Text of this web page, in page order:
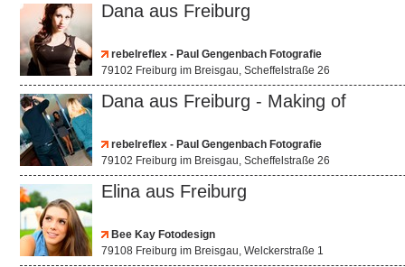
Dana aus Freiburg
rebelreflex - Paul Gengenbach Fotografie
79102 Freiburg im Breisgau, Scheffelstraße 26
Dana aus Freiburg - Making of
rebelreflex - Paul Gengenbach Fotografie
79102 Freiburg im Breisgau, Scheffelstraße 26
Elina aus Freiburg
Bee Kay Fotodesign
79108 Freiburg im Breisgau, Welckerstraße 1